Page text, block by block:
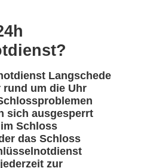
Langschede
rund um die Uhr
sich ausgesperrt
Schloss
das Schloss
zur